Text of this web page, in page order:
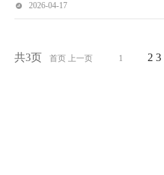
2026-04-17
共3页 首页 上一页 1 2 3